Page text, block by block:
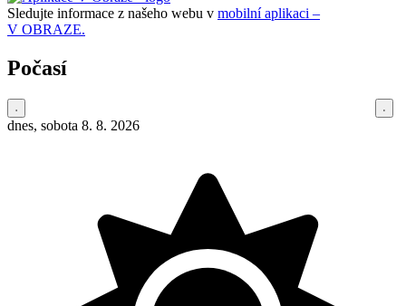
Sledujte informace z našeho webu v mobilní aplikaci –
V OBRAZE.
Počasí
dnes, sobota 8. 8. 2026